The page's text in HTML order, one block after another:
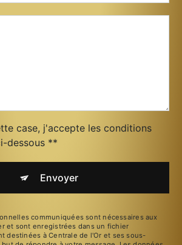
case, j'accepte les conditions
dessous **
Envoyer
communiquées sont nécessaires aux
et sont enregistrées dans un fichier
destinées à Centrale de l'Or et ses sous-